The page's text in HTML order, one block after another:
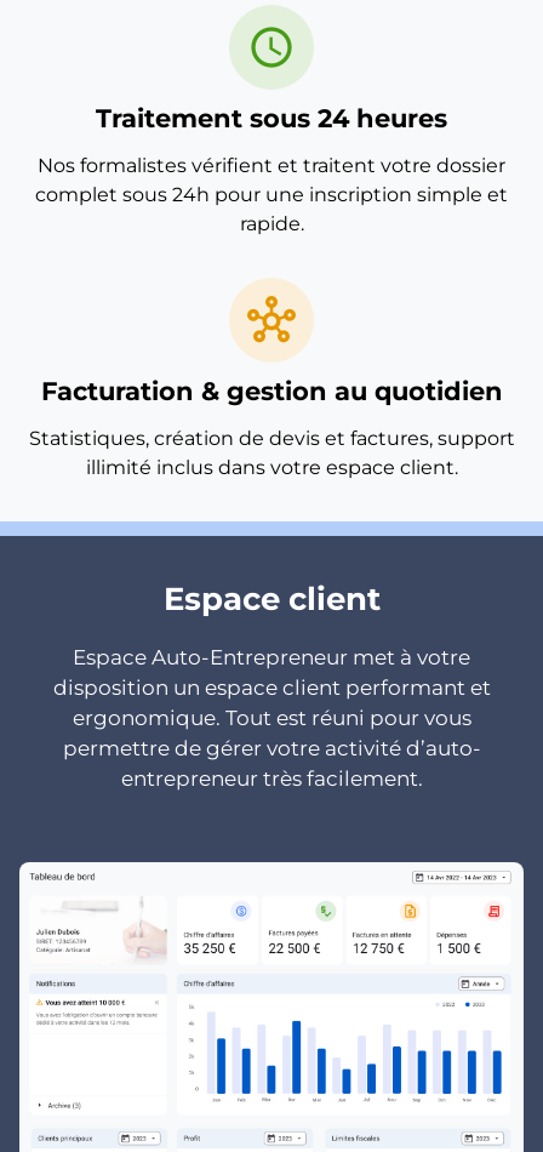
schedule
Traitement sous 24 heures
Nos formalistes vérifient et traitent votre dossier
complet sous 24h pour une inscription simple et
rapide.
hub
Facturation & gestion au quotidien
Statistiques, création de devis et factures, support
illimité inclus dans votre espace client.
Espace client
Espace Auto-Entrepreneur met à votre
disposition un espace client performant et
ergonomique. Tout est réuni pour vous
permettre de gérer votre activité d’auto-
entrepreneur très facilement.